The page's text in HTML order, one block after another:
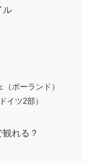
ル
ポーランド）
イツ2部）
れる？